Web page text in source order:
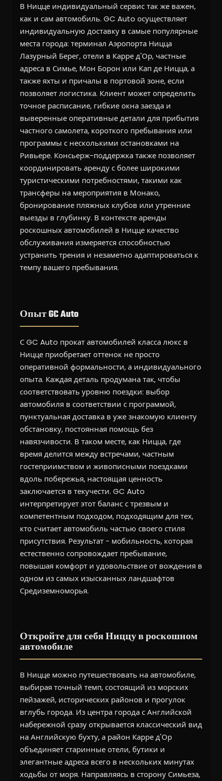
В Ницце индивидуальный сервис так же важен,
как и сам автомобиль. GC Auto осуществляет
индивидуальную доставку в самые популярные
места города: терминал Аэропорта Ницца
Лазурный Берег, отели в Карре д'Ор, частные
адреса в Симье, Мон Борон или Кап де Ницца, а
также яхты и причалы в портовой зоне, если
позволяет логистика. Клиент может определить
точное расписание, гибкие окна заезда и
выверенные оперативные детали для прибытия
частного самолета, короткого пребывания или
программы с несколькими остановками на
Ривьере. Консьерж-поддержка также позволяет
координировать аренду с более широкими
туристическими потребностями, такими как
трансферы на мероприятия в Монако,
бронирование пляжных клубов или утренние
выезды в глубинку. В контексте аренды
роскошных автомобилей в Ницце качество
обслуживания измеряется способностью
устранить трения и незаметно адаптироваться к
темпу вашего пребывания.
Опыт GC Auto
С GC Auto прокат автомобилей класса люкс в
Ницце приобретает оттенок не просто
оперативной формальности, а индивидуального
опыта. Каждая деталь продумана так, чтобы
соответствовать уровню поездки: выбор
автомобиля в соответствии с программой,
пунктуальная доставка в уже знакомую клиенту
обстановку, постоянная помощь без
навязчивости. В таком месте, как Ницца, где
время делится между встречами, частным
гостеприимством и живописными поездками
вдоль побережья, настоящая ценность
заключается в текучести. GC Auto
интерпретирует этот баланс с трезвым и
компетентным подходом, подходящим для тех,
кто считает автомобиль частью своего стиля
присутствия. Результат - мобильность, которая
естественно сопровождает пребывание,
повышая комфорт и удовольствие от вождения в
одном из самых изысканных ландшафтов
Средиземноморья.
Откройте для себя Ниццу в роскошном
автомобиле
В Ницце можно путешествовать на автомобиле,
выбирая точный темп, состоящий из морских
пейзажей, исторических районов и прогулок
вглубь города. Из центра города с Английской
набережной сразу открывается классический вид
на Английскую бухту, а район Карре д'Ор
объединяет старинные отели, бутики и
элегантные адреса всего в нескольких минутах
ходьбы от моря. Направляясь в сторону Симьеза,